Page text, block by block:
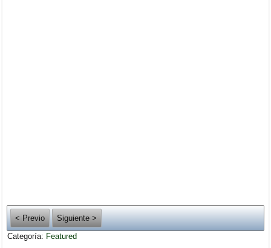
< Previo
Siguiente >
Categoría: Featured